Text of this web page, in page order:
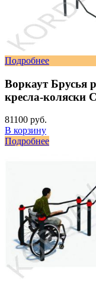
Подробнее
Воркаут Брусья
кресла-коляски
81100 руб.
В корзину
Подробнее